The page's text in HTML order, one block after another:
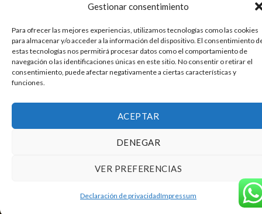
Gestionar consentimiento
Para ofrecer las mejores experiencias, utilizamos tecnologías como las cookies
para almacenar y/o acceder a la información del dispositivo. El consentimiento
estas tecnologías nos permitirá procesar datos como el comportamiento de
navegación o las identificaciones únicas en este sitio. No consentir o retirar el
consentimiento, puede afectar negativamente a ciertas características y
funciones.
ACEPTAR
DENEGAR
VER PREFERENCIAS
Declaración de privacidadImpressum